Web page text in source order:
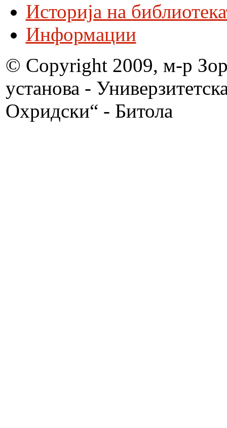
Историја на
Информации
© Copyright 2009, м-р
установа -
Охридски“ - Битола